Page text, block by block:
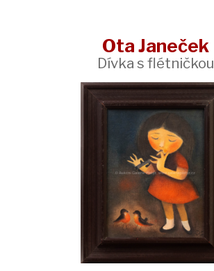
Ota Janeček
Dívka s flétničkou